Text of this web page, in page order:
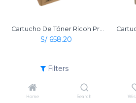
Filters
Home Search
S/ 658.20